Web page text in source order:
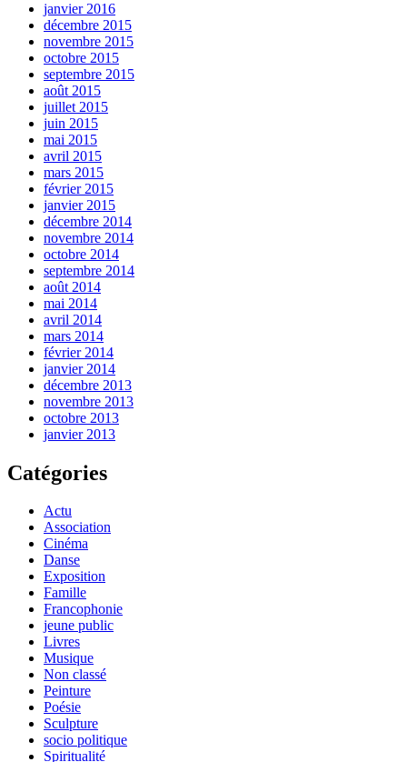
janvier 2016
décembre 2015
novembre 2015
octobre 2015
septembre 2015
août 2015
juillet 2015
juin 2015
mai 2015
avril 2015
mars 2015
février 2015
janvier 2015
décembre 2014
novembre 2014
octobre 2014
septembre 2014
août 2014
mai 2014
avril 2014
mars 2014
février 2014
janvier 2014
décembre 2013
novembre 2013
octobre 2013
janvier 2013
Catégories
Actu
Association
Cinéma
Danse
Exposition
Famille
Francophonie
jeune public
Livres
Musique
Non classé
Peinture
Poésie
Sculpture
socio politique
Spiritualité